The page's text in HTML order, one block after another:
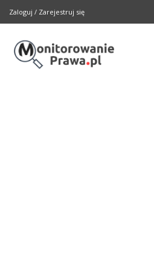
Zaloguj / Zarejestruj się